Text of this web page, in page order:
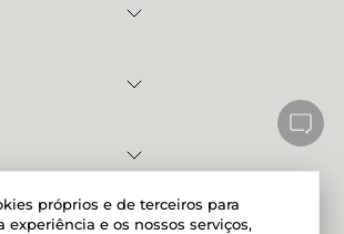
próprios e de terceiros para
experiência e os nossos serviços,